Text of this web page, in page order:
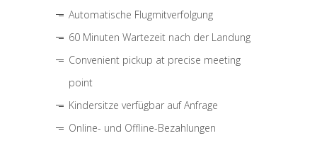
Automatische Flugmitverfolgung
60 Minuten Wartezeit nach der Landung
Convenient pickup at precise meeting
point
Kindersitze verfügbar auf Anfrage
Online- und Offline-Bezahlungen